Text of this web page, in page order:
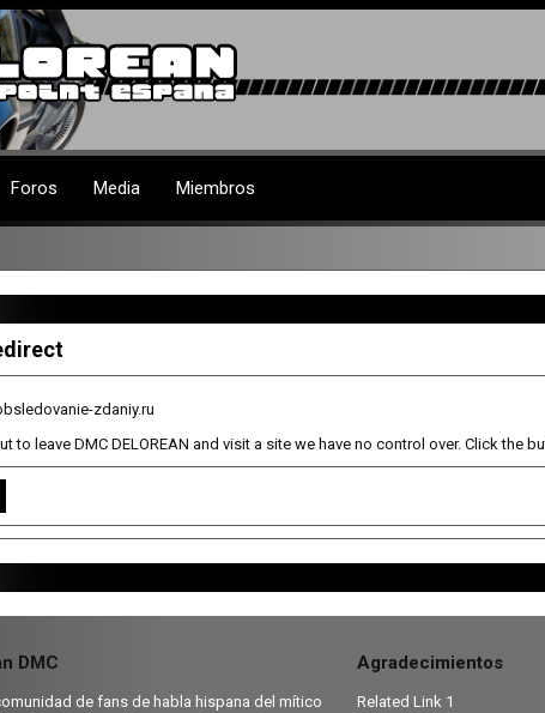
zdaniy.ru
to leave DMC DELOREAN and visit a site we have no control over. Click
Foros Media Miembros
DMC
de fans de habla hispana del mítico
Agradecimientos
Related Link 1